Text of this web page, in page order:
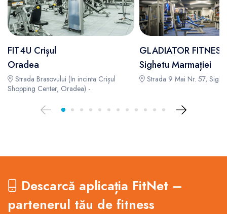
FIT4U Crișul
Oradea
Strada Brasovului (In incinta Crișul
Shopping Center, Oradea) -
GLADIATOR FITNESS
Sighetu Marmației
Strada 9 Mai Nr. 57,
Descarcă aplicația FitNet –
partenerul tău de fitness